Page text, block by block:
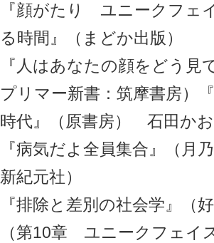
『顔がたり ユニークフェ
る時間』（まどか出版）
『人はあなたの顔をどう見
プリマー新書：筑摩書房）
時代』（原書房） 石田か
『病気だよ全員集合』（月
新紀元社）
『排除と差別の社会学』（
（第10章 ユニークフェイ